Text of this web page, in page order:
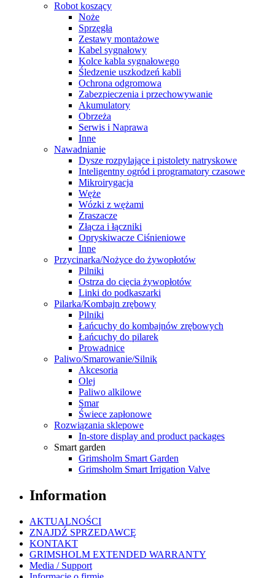
Robot koszący
Noże
Sprzęgła
Zestawy montażowe
Kabel sygnałowy
Kolce kabla sygnałowego
Śledzenie uszkodzeń kabli
Ochrona odgromowa
Zabezpieczenia i przechowywanie
Akumulatory
Obrzeża
Serwis i Naprawa
Inne
Nawadnianie
Dysze rozpylające i pistolety natryskowe
Inteligentny ogród i programatory czasowe
Mikroirygacja
Węże
Wózki z wężami
Zraszacze
Złącza i łączniki
Opryskiwacze Ciśnieniowe
Inne
Przycinarka/Nożyce do żywopłotów
Pilniki
Ostrza do cięcia żywopłotów
Linki do podkaszarki
Pilarka/Kombajn zrębowy
Pilniki
Łańcuchy do kombajnów zrębowych
Łańcuchy do pilarek
Prowadnice
Paliwo/Smarowanie/Silnik
Akcesoria
Olej
Paliwo alkilowe
Smar
Świece zapłonowe
Rozwiązania sklepowe
In-store display and product packages
Smart garden
Grimsholm Smart Garden
Grimsholm Smart Irrigation Valve
Information
AKTUALNOŚCI
ZNAJDŹ SPRZEDAWCĘ
KONTAKT
GRIMSHOLM EXTENDED WARRANTY
Media / Support